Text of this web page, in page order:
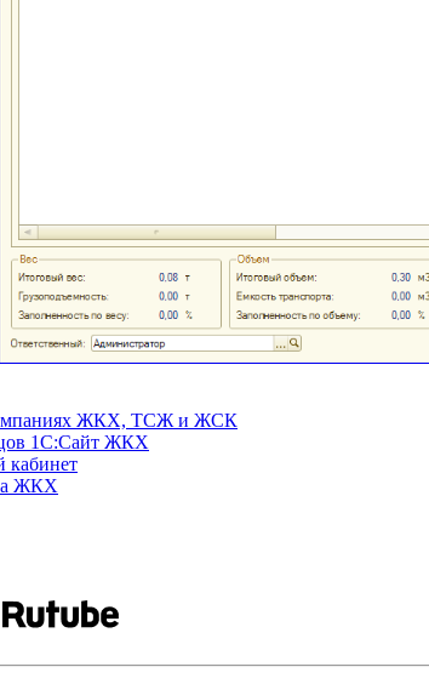
ЖКХ, ТСЖ и ЖСК
1С:Сайт ЖКХ
ЖКХ